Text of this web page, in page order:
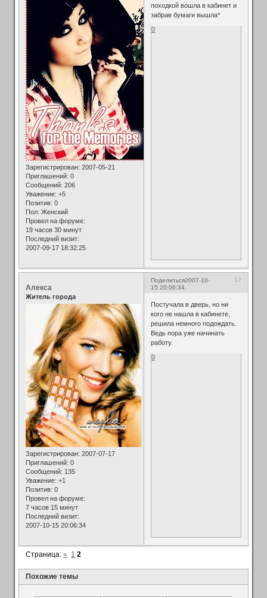
Зарегистрирован: 2007-05-21
Приглашений: 0
Сообщений: 206
Уважение: +5
Позитив: 0
Пол: Женский
Провел на форуме:
19 часов 30 минут
Последний визит:
2007-09-17 18:32:25
походкой вошла в кабинет и
забрав бумаги вышла*
0
Поделиться 12
2007-10-
15 20:06:34
Алекса
Житель города
Зарегистрирован: 2007-07-17
Приглашений: 0
Сообщений: 135
Уважение: +1
Позитив: 0
Провел на форуме:
7 часов 15 минут
Последний визит:
2007-10-15 20:06:34
Постучала в дверь, но ни
кого не нашла в кабинете,
решила немного подождать.
Ведь пора уже начинать
работу.
0
Страница:« 1 2
Похожие темы